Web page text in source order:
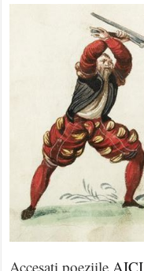
Accesați poeziileAICI